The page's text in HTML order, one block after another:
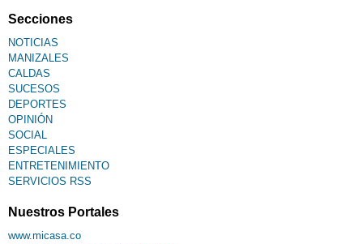
Secciones
NOTICIAS
MANIZALES
CALDAS
SUCESOS
DEPORTES
OPINIÓN
SOCIAL
ESPECIALES
ENTRETENIMIENTO
SERVICIOS RSS
Nuestros Portales
www.micasa.co